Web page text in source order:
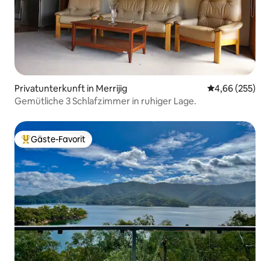
Privatunterkunft in Merrijig
4,66 (255)
Gemütliche 3 Schlafzimmer in ruhiger Lage.
Beliebter Gäste-Favorit.
Gäste-Favorit